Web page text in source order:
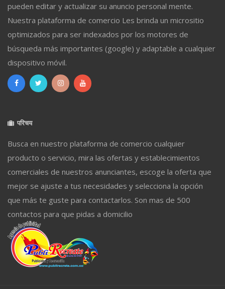
pueden editar y actualizar su anuncio personal mente.
Nuestra plataforma de comercio Les brinda un micrositio
optimizados para ser indexados por los motores de
búsqueda más importantes (google) y adaptable a cualquier
dispositivo móvil.
परिचय
Busca en nuestro plataforma de comercio cualquier
producto o servicio, mira las ofertas y establecimientos
comerciales de nuestros anunciantes, escoge la oferta que
mejor se ajuste a tus necesidades y selecciona la opción
que más te guste para contactarlos. Son mas de 500
contactos para que pidas a domicilio